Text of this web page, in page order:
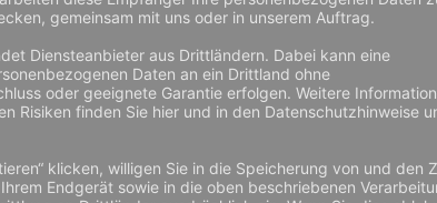
Ausbeinmesser 11250 13 g
8,74 €
Preis zzgl. MwSt und
10,40 €
Preis inkl. MwSt zzgl.
gebogen
8,74 €